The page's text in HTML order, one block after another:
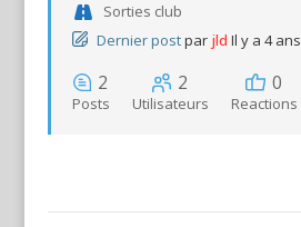
Sorties club
Dernier postpar jld Il y a 4 ans
2
Posts
2
Utilisateurs
0
Reactions